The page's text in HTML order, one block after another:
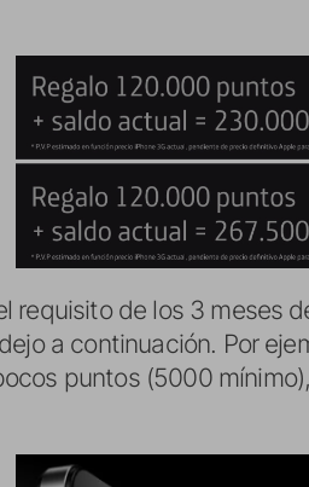
requisito de los 3 meses
a continuación. Por
puntos (5000